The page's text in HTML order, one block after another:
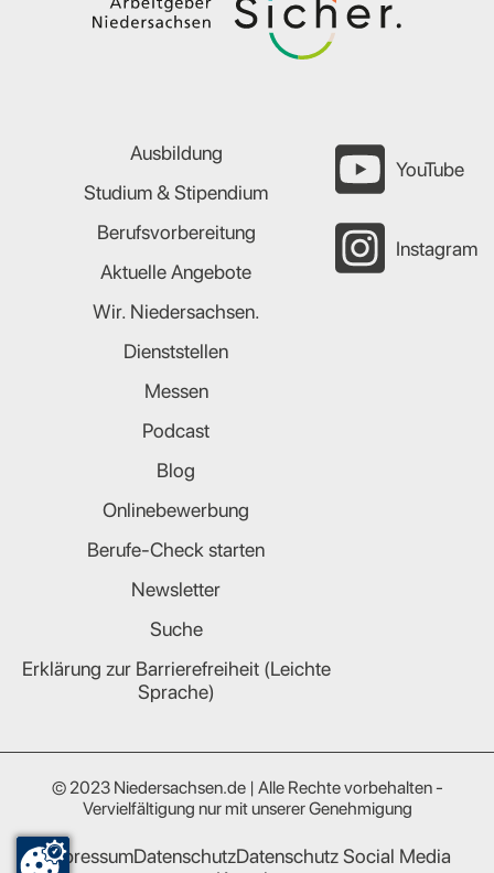
Ausbildung
Studium & Stipendium
Berufsvorbereitung
Aktuelle Angebote
Wir. Niedersachsen.
Dienststellen
Messen
Podcast
Blog
Onlinebewerbung
Berufe-Check starten
Newsletter
Suche
Erklärung zur Barrierefreiheit (Leichte
Sprache)
YouTube
Instagram
© 2023 Niedersachsen.de | Alle Rechte vorbehalten -
Vervielfältigung nur mit unserer Genehmigung
ImpressumDatenschutzDatenschutz Social Media